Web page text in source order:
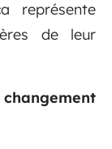
représente
de leur